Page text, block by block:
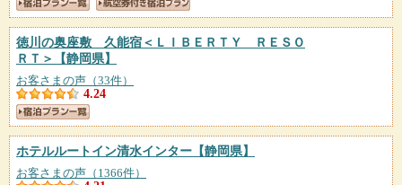
徳川の奥座敷 久能宿＜ＬＩＢＥＲＴＹ ＲＥＳＯ
ＲＴ＞
【静岡県】
お客さまの声（33件）
4.24
ホテルルートイン清水インター 【静岡県】
お客さまの声（1366件）